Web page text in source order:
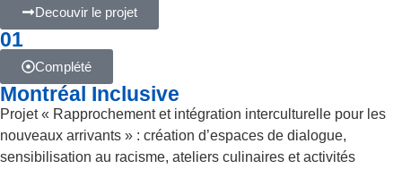
Decouvir le projet
01
Complété
Montréal Inclusive
Projet « Rapprochement et intégration interculturelle pour les
nouveaux arrivants » : création d’espaces de dialogue,
sensibilisation au racisme, ateliers culinaires et activités